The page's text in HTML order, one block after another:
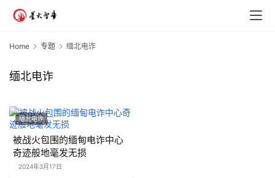
Home 专题 缅北电诈
缅北电诈
缅北电诈
被战火包围的缅甸电诈中心
奇迹般地毫发无损
2024年3月17日